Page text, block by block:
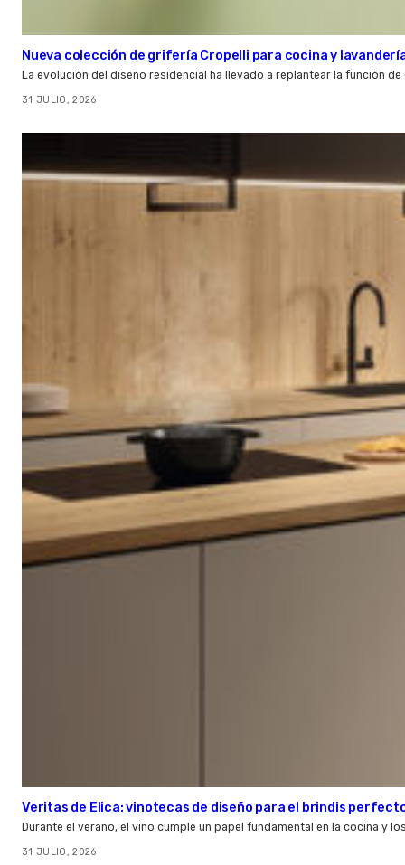
Nueva colección de grifería Cropelli para cocina y
La evolución del diseño residencial ha llevado a replantear la función
31 JULIO, 2026
Veritas de Elica: vinotecas de diseño para el brindis
Durante el verano, el vino cumple un papel fundamental en la cocina y
31 JULIO, 2026